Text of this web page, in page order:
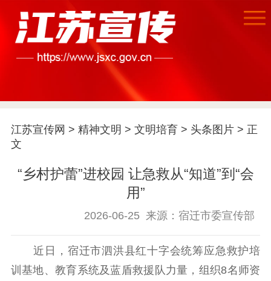
首页
江苏要闻
公示公告
信息公开制度
信息公开年度报
工作动态
江苏宣传网 > 精神文明 > 文明培育> 头条图片> 正
文
“乡村护蕾”进校园 让急救从“知道”到“会
用”
2026-06-25 来源：宿迁市委宣传部
近日，宿迁市泗洪县红十字会统筹应急救护培
训基地、教育系统及蓝盾救援队力量，组织8名师资